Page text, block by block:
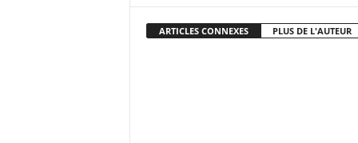
ARTICLES CONNEXES PLUS DE L'AUTEUR